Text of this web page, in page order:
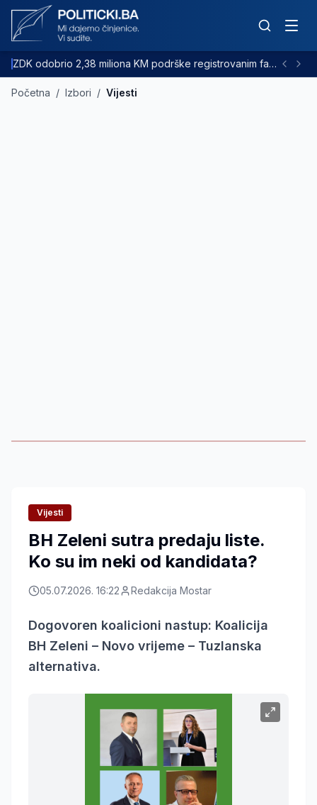
ZDK odobrio 2,38 miliona KM podrške registrovanim farmama goveda
Početna / Izbori / Vijesti
Vijesti
BH Zeleni sutra predaju liste.
Ko su im neki od kandidata?
05.07.2026. 16:22 Redakcija Mostar
Dogovoren koalicioni nastup: Koalicija
BH Zeleni – Novo vrijeme – Tuzlanska
alternativa.